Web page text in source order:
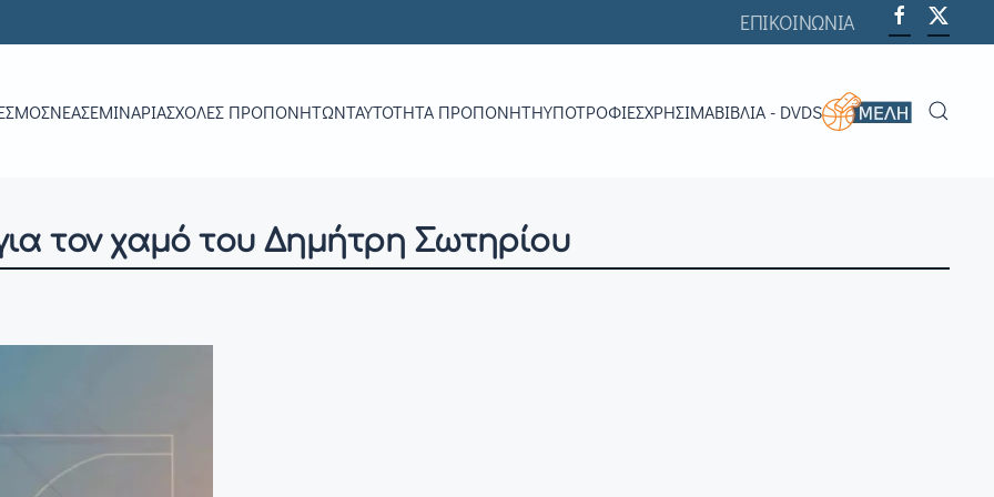
ΕΠΙΚΟΙΝΩΝΙΑ
ΝΕΑΣΕΜΙΝΆΡΙΑΣΧΟΛΈΣ ΠΡΟΠΟΝΗΤΏΝΤΑΥΤΌΤΗΤΑ ΠΡΟΠΟΝΗΤΉΥΠΟΤΡΟΦΊΕΣΧΡΗΣΙΜΑΒΙΒΛΊΑ - DVDS
τον χαμό του Δημήτρη Σωτηρίου